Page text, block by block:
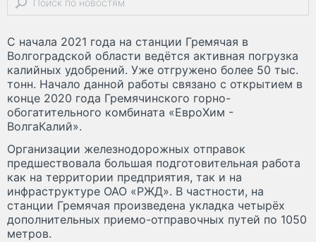
С начала 2021 года на станции Гремячая в
Волгоградской области ведётся активная погрузка
калийных удобрений. Уже отгружено более 50 тыс.
тонн. Начало данной работы связано с открытием в
конце 2020 года Гремячинского горно-
обогатительного комбината «ЕвроХим -
ВолгаКалий».
Организации железнодорожных отправок
предшествовала большая подготовительная работа
как на территории предприятия, так и на
инфраструктуре ОАО «РЖД». В частности, на
станции Гремячая произведена укладка четырёх
дополнительных приемо-отправочных путей по 1050
метров.